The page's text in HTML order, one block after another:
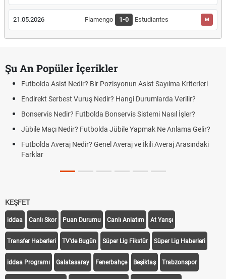
21.05.2026 Flamengo 1-0 Estudiantes M
Şu An Popüler İçerikler
Futbolda Asist Nedir? Bir Pozisyonun Asist Sayılma Kriterleri
Endirekt Serbest Vuruş Nedir? Hangi Durumlarda Verilir?
Bonservis Nedir? Futbolda Bonservis Sistemi Nasıl İşler?
Jübile Maçı Nedir? Futbolda Jübile Yapmak Ne Anlama Gelir?
Futbolda Averaj Nedir? Genel Averaj ve İkili Averaj Arasındaki
Farklar
KEŞFET
iddaa Canlı Skor Puan Durumu Canlı Anlatım At Yarışı
Transfer Haberleri TV'de Bugün Süper Lig Fikstür Süper Lig Haberleri
iddaa Programı Galatasaray Fenerbahçe Beşiktaş Trabzonspor